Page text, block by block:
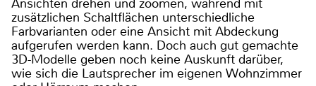
zusätzlichen Schaltflächen unterschiedliche
Farbvarianten oder eine Ansicht mit Abdeckung
aufgerufen werden kann. Doch auch gut gemachte
3D-Modelle geben noch keine Auskunft darüber,
wie sich die Lautsprecher im eigenen Wohnzimmer